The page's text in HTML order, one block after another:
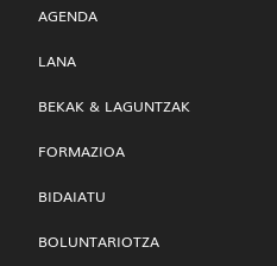
AGENDA
LANA
BEKAK & LAGUNTZAK
FORMAZIOA
BIDAIATU
BOLUNTARIOTZA